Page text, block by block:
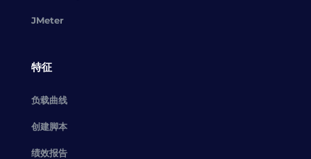
JMeter
特征
负载曲线
创建脚本
绩效报告